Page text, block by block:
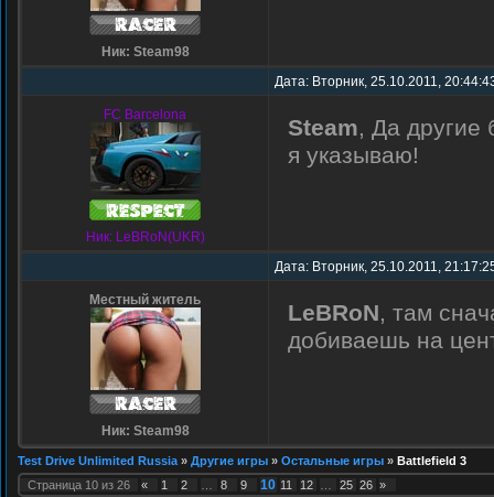
Ник: Steam98
Дата: Вторник, 25.10.2011,
FC Barcelona
Ник: LeBRoN(UKR)
Steam, Да другие
я указываю!
Дата: Вторник, 25.10.2011,
Местный житель
Ник: Steam98
LeBRoN, там
добиваешь на
Test Drive Unlimited Russia » Другие игры » Остальные игры » Battlefield 3
Страница 10 из 26 « 1 2 8 9 10 11 12 25 26 »